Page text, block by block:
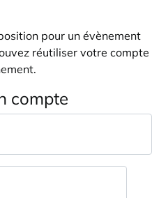
pour un évènement
réutiliser votre compte
compte